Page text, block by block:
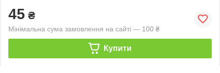
45 ₴
Мінімальна сума замовлення на сайті — 100 ₴
Купити